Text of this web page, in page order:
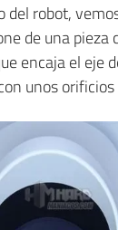
del robot,
de una pieza
encaja el eje
unos